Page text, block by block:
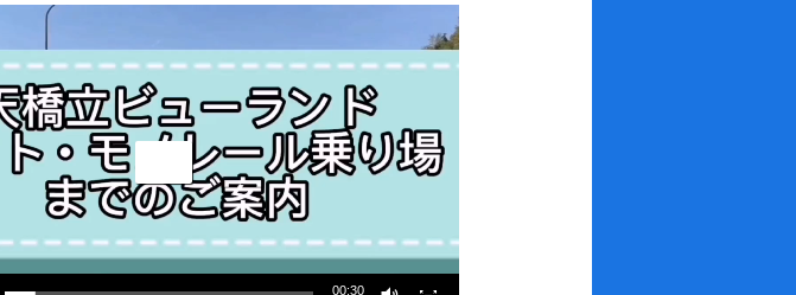
00:30